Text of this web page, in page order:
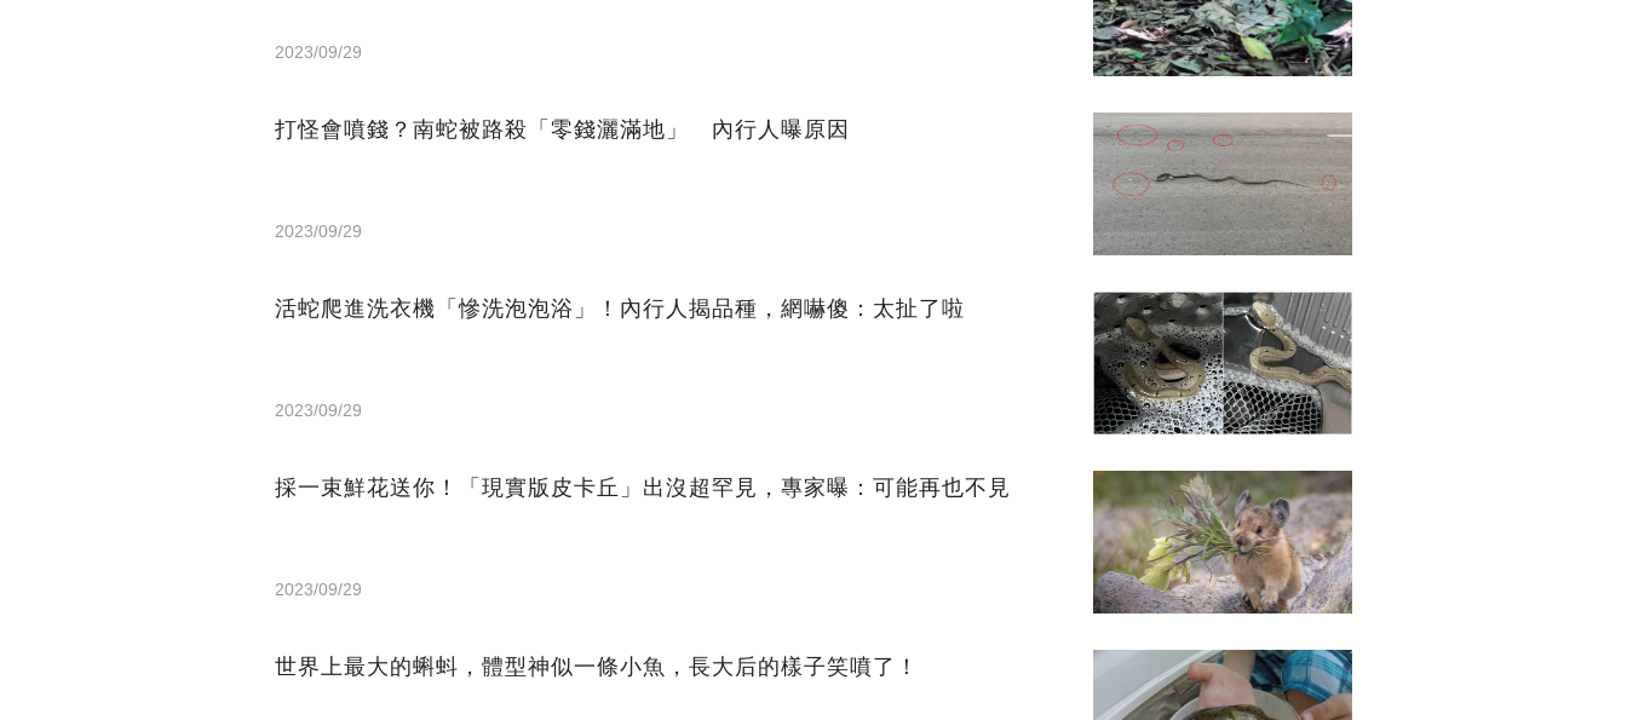
2023/09/29
打怪會噴錢？南蛇被路殺「零錢灑滿地」 內行人曝原因
2023/09/29
活蛇爬進洗衣機「慘洗泡泡浴」！內行人揭品種，網嚇傻：太扯了啦
2023/09/29
採一束鮮花送你！「現實版皮卡丘」出沒超罕見，專家曝：可能再也不見
2023/09/29
世界上最大的蝌蚪，體型神似一條小魚，長大后的樣子笑噴了！